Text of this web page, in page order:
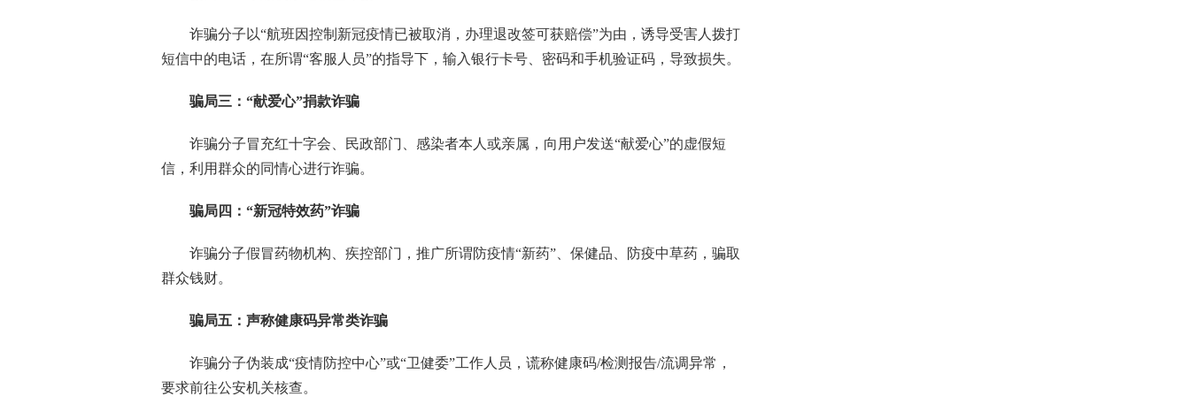
诈骗分子以“航班因控制新冠疫情已被取消，办理退改签可获赔偿”为由，诱导受害人拨打
短信中的电话，在所谓“客服人员”的指导下，输入银行卡号、密码和手机验证码，导致损失。
骗局三：“献爱心”捐款诈骗
诈骗分子冒充红十字会、民政部门、感染者本人或亲属，向用户发送“献爱心”的虚假短
信，利用群众的同情心进行诈骗。
骗局四：“新冠特效药”诈骗
诈骗分子假冒药物机构、疾控部门，推广所谓防疫情“新药”、保健品、防疫中草药，骗取
群众钱财。
骗局五：声称健康码异常类诈骗
诈骗分子伪装成“疫情防控中心”或“卫健委”工作人员，谎称健康码/检测报告/流调异常，
要求前往公安机关核查。